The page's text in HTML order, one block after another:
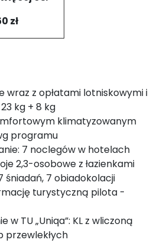
zł
wraz z opłatami lotniskowymi i
kg + 8 kg
klimatyzowanym
programu
7 noclegów w hotelach
2,3-osobowe z łazienkami
śniadań, 7 obiadokolacji
turystyczną pilota -
w TU „Uniqa”: KL z wliczoną
przewlekłych